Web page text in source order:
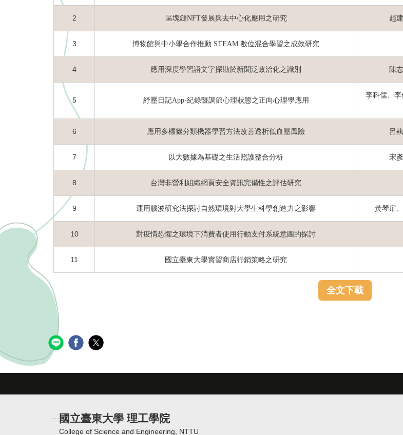
2 區塊鏈NFT發展與去中心化應用之研究 趙
3 博物館與中小學合作推動 STEAM 數位混合學習之成效研究
4 應用深度學習語文字探勘於新聞泛政治化之識別 陳
5 紓壓日記App-紀錄暨調節心理狀態之正向心理學應用
李科儒、
6 應用多標籤分類機器學習方法改善透析低血壓風險 呂
7 以大數據為基礎之生活照護整合分析 宋
8 台灣非營利組織網頁安全資訊完備性之評估研究
9 運用腦波研究法探討自然環境對大學生科學創造力之影響 黃琴扉
10 對疫情恐懼之環境下消費者使用行動支付系統意圖的探討
11 國立臺東大學實習商店行銷策略之研究
全文下載
::: 國立臺東大學 理工學院
College of Science and Engineering, NTTU